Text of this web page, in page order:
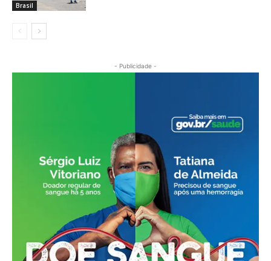
Brasil
- Publicidade -